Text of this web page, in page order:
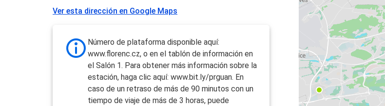
Ver esta dirección en Google Maps
Número de plataforma disponible aquí:
www.florenc.cz, o en el tablón de información en
el Salón 1. Para obtener más información sobre la
estación, haga clic aquí: www.bit.ly/prguan. En
caso de un retraso de más de 90 minutos con un
tiempo de viaje de más de 3 horas, puede